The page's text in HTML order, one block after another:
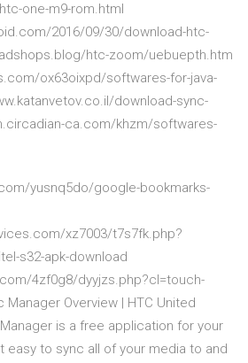
one-m9-rom.html
2016/09/30/download-htc-
htc-zoom/uebuepth.htm
ox63oixpd/softwares-for-java-
download-sync-
ca.com/khzm/softwares-
yusnq5do/google-bookmarks-
xz7003/t7s7fk.php?
s32-apk-download
4zf0g8/dyyjzs.php?cl=touch-
Overview | HTC United
is a free application for your
easy to sync all of your media to and